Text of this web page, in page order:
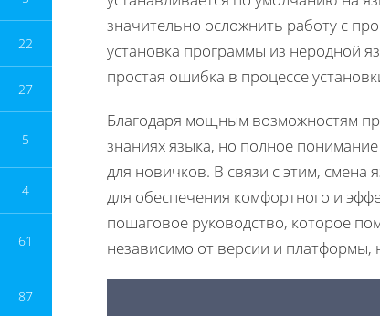
22
27
5
4
61
87
значительно осложнить работу с
установка программы из неродной
простая ошибка в процессе
Благодаря мощным возможностям
знаниях языка, но полное
для новичков. В связи с этим, смена
для обеспечения комфортного и
пошаговое руководство, которое
независимо от версии и платформы,